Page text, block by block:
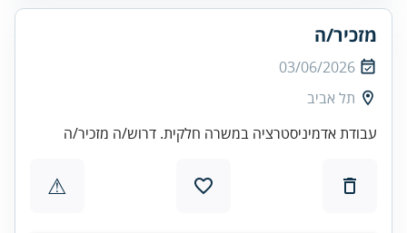
מזכיר/ה
03/06/2026
תל אביב
עבודת אדמיניסטרציה במשרה חלקית. דרוש/ה מזכיר/ה
⚠